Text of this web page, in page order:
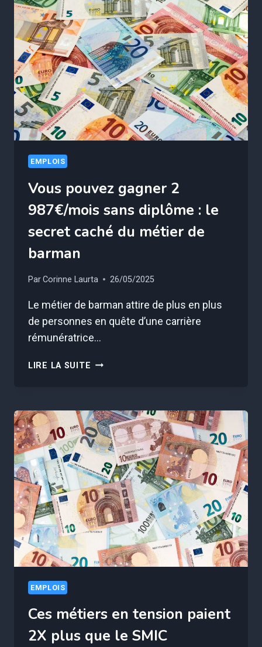
QUE
TOUS
LES
AUTRES
EN
FRANCE
EMPLOIS
Vous pouvez gagner 2
987€/mois sans diplôme : le
secret caché du métier de
barman
ParCorinne Laurta 26/05/2025
Le métier de barman attire de plus en plus
de personnes en quête d’une carrière
rémunératrice…
LIRE LA SUITE VOUS
987€/MOIS
SANS
DIPLÔME
LE
SECRET
CACHÉ
DU
MÉTIER
BARMAN
EMPLOIS
Ces métiers en tension paient
2X plus que le SMIC